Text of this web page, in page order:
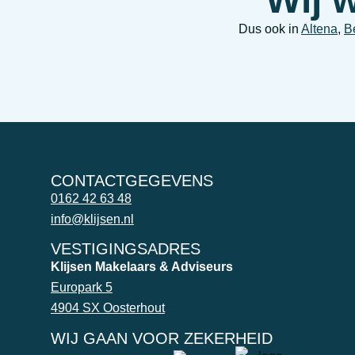
Dus ook in Altena,
CONTACTGEGEVENS
0162 42 63 48
info@klijsen.nl
VESTIGINGSADRES
Klijsen Makelaars & Adviseurs
Europark 5
4904 SX Oosterhout
WIJ GAAN VOOR ZEKERHEID